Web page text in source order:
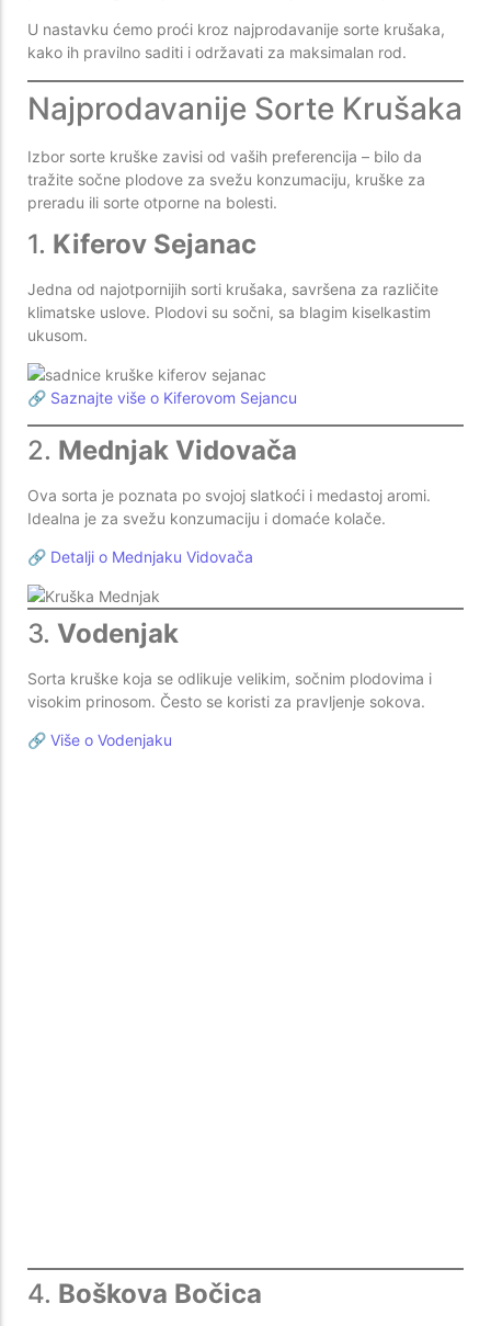
U nastavku ćemo proći kroz najprodavanije sorte krušaka,
kako ih pravilno saditi i održavati za maksimalan rod.
Najprodavanije Sorte Krušaka
Izbor sorte kruške zavisi od vaših preferencija – bilo da
tražite sočne plodove za svežu konzumaciju, kruške za
preradu ili sorte otporne na bolesti.
1. Kiferov Sejanac
Jedna od najotpornijih sorti krušaka, savršena za različite
klimatske uslove. Plodovi su sočni, sa blagim kiselkastim
ukusom.
🔗 Saznajte više o Kiferovom Sejancu
2. Mednjak Vidovača
Ova sorta je poznata po svojoj slatkoći i medastoj aromi.
Idealna je za svežu konzumaciju i domaće kolače.
🔗 Detalji o Mednjaku Vidovača
3. Vodenjak
Sorta kruške koja se odlikuje velikim, sočnim plodovima i
visokim prinosom. Često se koristi za pravljenje sokova.
🔗 Više o Vodenjaku
4. Boškova Bočica